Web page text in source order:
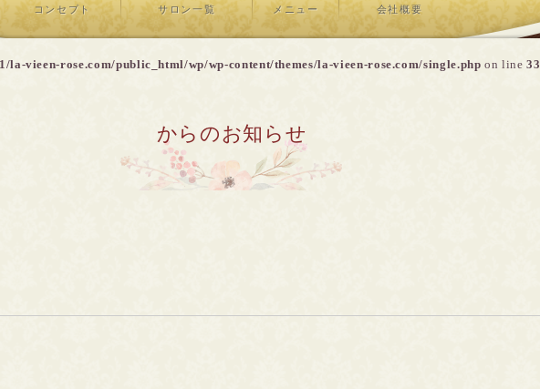
コンセプト サロン一覧 メニュー 会社概要
la-vieen-rose.com/public_html/wp/wp-content/themes/la-vieen-rose.com/single.php on line33
からのお知らせ